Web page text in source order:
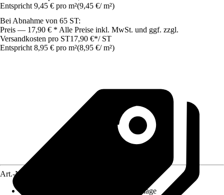
Entspricht 9,45 € pro m²(9,45 €/ m²)
Bei Abnahme von 65 ST:
Preis — 17,90 € * Alle Preise inkl. MwSt. und ggf. zzgl.
Versandkosten pro ST17,90 €*/ ST
Entspricht 8,95 € pro m²(8,95 €/ m²)
Art.-Nr.
Bautenschutzmatte, Unterlage